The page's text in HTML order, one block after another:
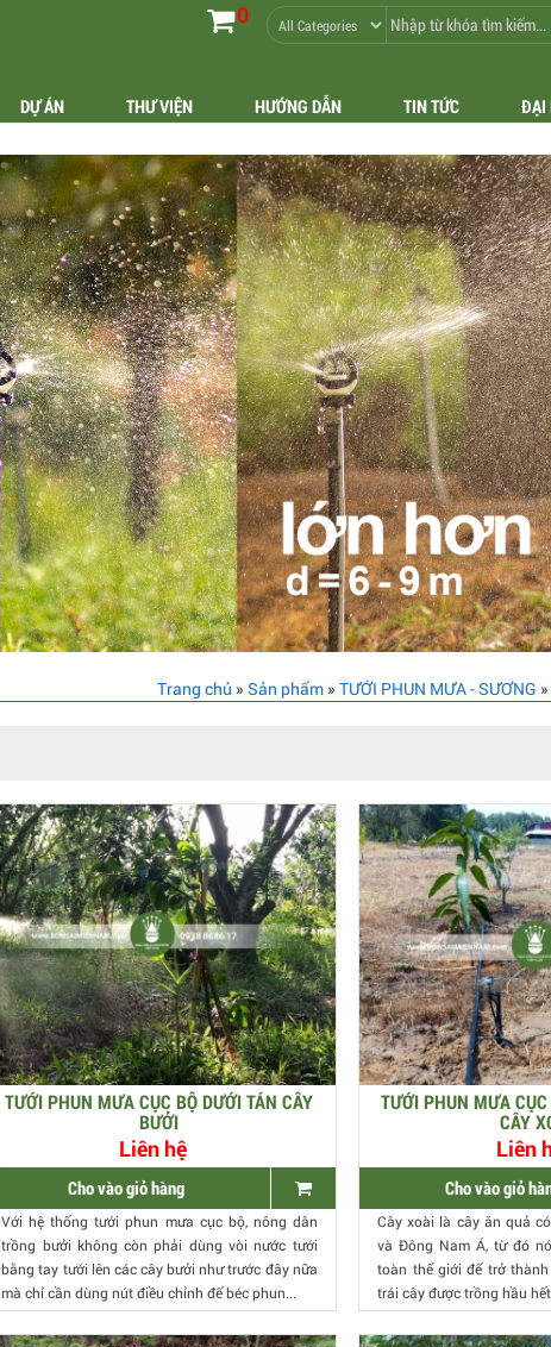
0
DỰ ÁN THƯ VIỆN HƯỚNG DẪN TIN TỨC ĐẠI
Trang chủ » Sản phẩm » TƯỚI PHUN MƯA - SƯƠNG
TƯỚI PHUN MƯA CỤC BỘ DƯỚI TÁN CÂY
BƯỞI
Liên hệ
Cho vào giỏ hàng
Với hệ thống tưới phun mưa cục bộ, nông dân
trồng bưởi không còn phải dùng vòi nước tưới
bằng tay tưới lên các cây bưởi như trước đây nữa
mà chỉ cần dùng nút điều chỉnh để béc phun...
TƯỚI PHUN MƯA
CÂY
Liên
Cho vào giỏ
Cây xoài là cây ăn quả
và Đông Nam Á, từ đó
toàn thế giới để trở
trái cây được trồng hầu